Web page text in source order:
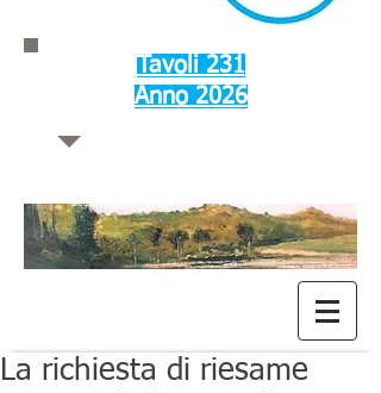
Tavoli 231
Anno 2026
La richiesta di riesame